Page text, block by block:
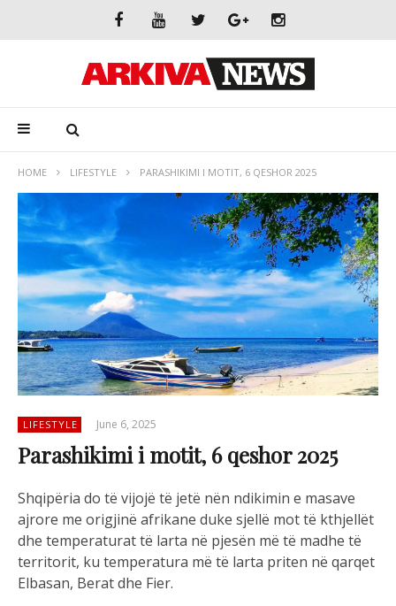
HOME LIFESTYLE PARASHIKIMI I MOTIT, 6 QESHOR 2025
LIFESTYLE June 6, 2025
Parashikimi i motit, 6 qeshor 2025
Shqipëria do të vijojë të jetë nën ndikimin e masave
ajrore me origjinë afrikane duke sjellë mot të kthjellët
dhe temperaturat të larta në pjesën më të madhe të
territorit, ku temperatura më të larta priten në qarqet
Elbasan, Berat dhe Fier.